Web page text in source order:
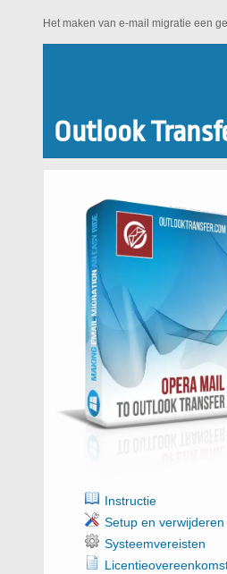
Het maken van e-mail migratie een
Outlook
Instructie
Setup en verwijderen
Systeemvereisten